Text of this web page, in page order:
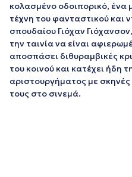
κολασμένο οδοιπορικό, ένα
τέχνη του φανταστικού και
σπουδαίου Γιόχαν
την ταινία να είναι
αποσπάσει διθυραμβικές
του κοινού και κατέχει ήδη
αριστουργήματος με
τους στο σινεμά.